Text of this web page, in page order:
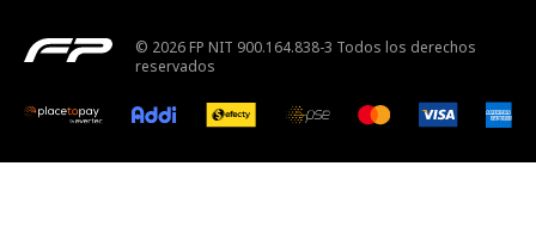
© 2026 FP NIT 900.164.838-3 Todos los derechos
reservados